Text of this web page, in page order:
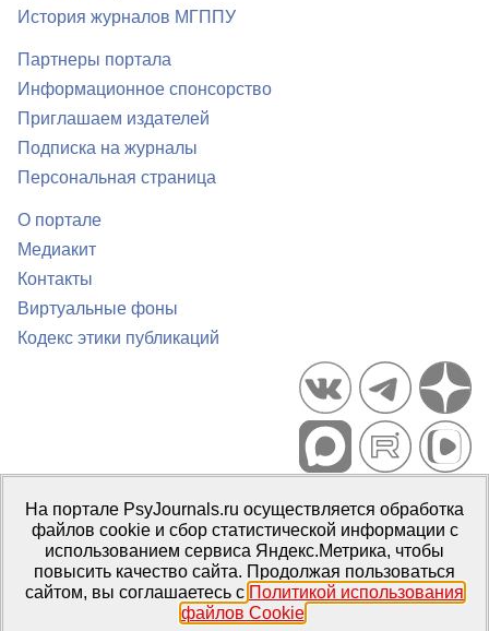
История журналов МГППУ
Партнеры портала
Информационное спонсорство
Приглашаем издателей
Подписка на журналы
Персональная страница
О портале
Медиакит
Контакты
Виртуальные фоны
Кодекс этики публикаций
Портал психологических изданий PsyJournals.ru, 2007–2026
Правила использования материалов
Свидетельство регистрации СМИЭл № ФС77-66447 от 14 июля
2016 г.
Издатель: ФГБОУ ВО МГППУ
На портале PsyJournals.ru осуществляется обработка
файлов cookie и сбор статистической информации с
использованием сервиса Яндекс.Метрика, чтобы
повысить качество сайта. Продолжая пользоваться
сайтом, вы соглашаетесь с Политикой использования
файлов Cookie.